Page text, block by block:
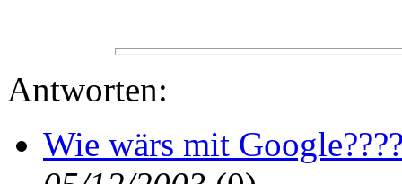
Antworten:
Wie wärs mit